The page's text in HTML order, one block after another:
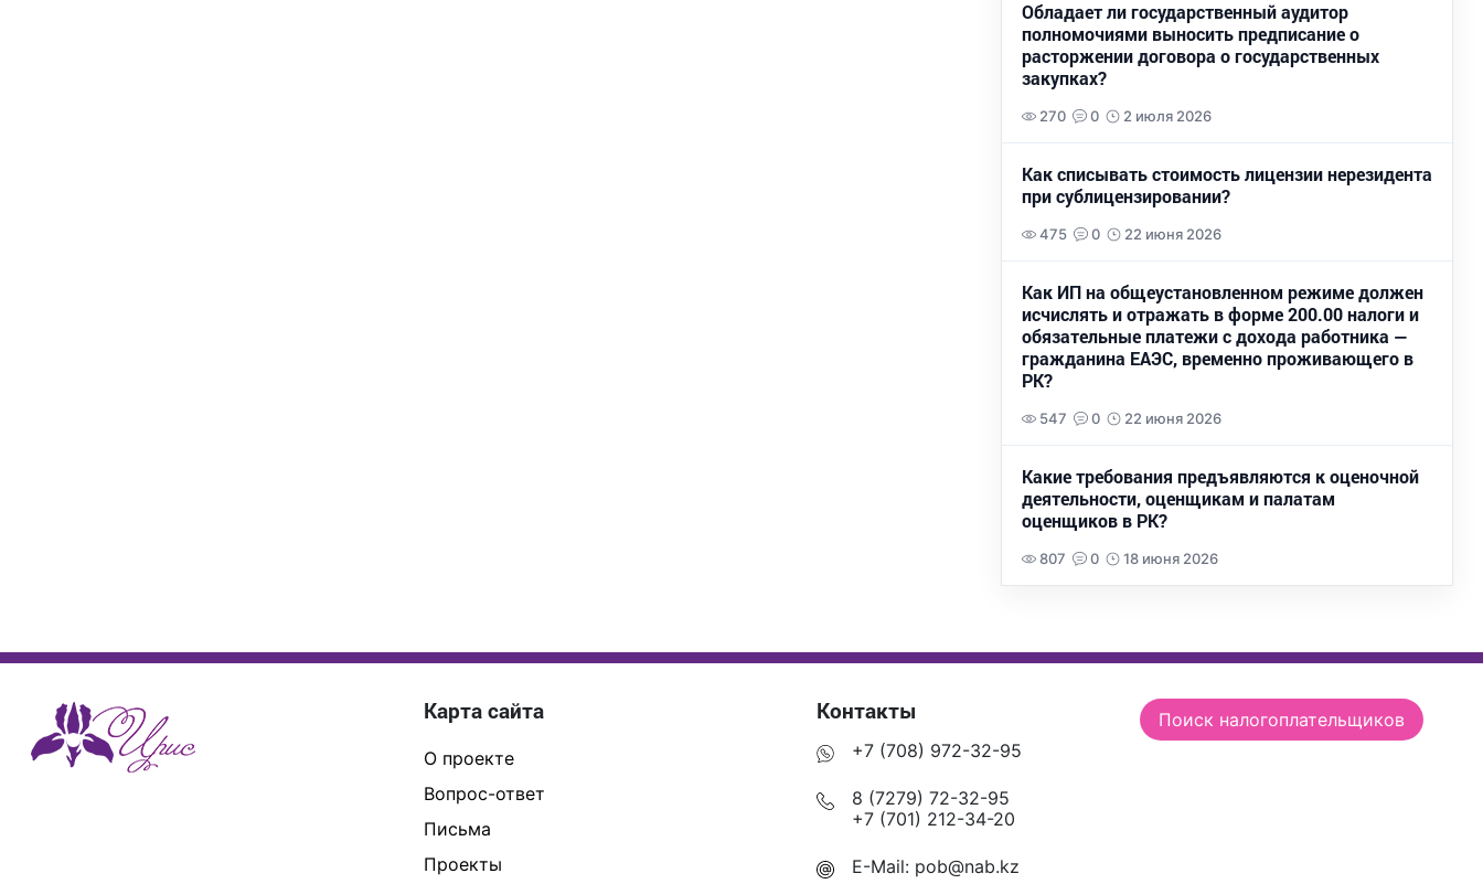
Обладает ли государственный аудитор
полномочиями выносить предписание о
расторжении договора о государственных
закупках?
270 0 2 июля 2026
Как списывать стоимость лицензии нерезидента
при сублицензировании?
475 0 22 июня 2026
Как ИП на общеустановленном режиме должен
исчислять и отражать в форме 200.00 налоги и
обязательные платежи с дохода работника —
гражданина ЕАЭС, временно проживающего в
РК?
547 0 22 июня 2026
Какие требования предъявляются к оценочной
деятельности, оценщикам и палатам
оценщиков в РК?
807 0 18 июня 2026
Карта сайта
О проекте
Вопрос-ответ
Письма
Проекты
Контакты
+7 (708) 972-32-95
8 (7279) 72-32-95
+7 (701) 212-34-20
E-Mail: pob@nab.kz
Поиск налогоплательщиков